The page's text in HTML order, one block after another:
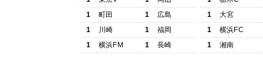
1
町田 1
広島
1
川崎 1
福岡
1
横浜FM 1 長崎
1
大宮
1
横浜FC
1
湘南